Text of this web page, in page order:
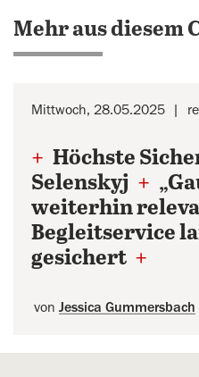
Mehr aus diesem
Mittwoch, 28.05.2025
+ Höchste
Selenskyj +
weiterhin
Begleitservice
gesichert +
von Jessica Gummersbach